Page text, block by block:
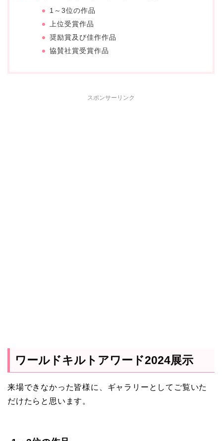
1～3位の作品
上位受賞作品
奨励賞及び佳作作品
協賛社賞受賞作品
スポンサーリンク
ワールドキルトアワード2024展示
来場できなかった皆様に、ギャラリーとしてご覧いた
だけたらと思います。